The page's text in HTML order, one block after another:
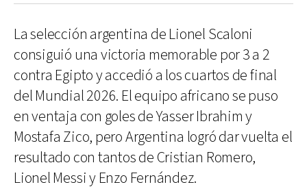
La selección argentina de Lionel Scaloni
consiguió una victoria memorable por 3 a 2
contra Egipto y accedió a los cuartos de final
del Mundial 2026. El equipo africano se puso
en ventaja con goles de Yasser Ibrahim y
Mostafa Zico, pero Argentina logró dar vuelta el
resultado con tantos de Cristian Romero,
Lionel Messi y Enzo Fernández.